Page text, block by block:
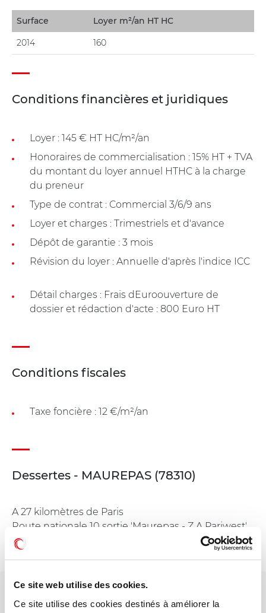
Ce site web utilise des cookies.
Ce site utilise des cookies destinés à améliorer la
Surface Loyer m²/an HT HC
2014 160
Conditions financières et juridiques
Loyer : 145 € HT HC/m²/an
Honoraires de commercialisation : 15% HT + TVA
du montant du loyer annuel HTHC à la charge
du preneur
Type de contrat : Commercial 3/6/9 ans
Loyer et charges : Trimestriels et d'avance
Dépôt de garantie : 3 mois
Révision du loyer : Annuelle d'après l'indice ICC
Détail charges : Frais dEuroouverture de
dossier et rédaction d'acte : 800 Euro HT
Conditions fiscales
Taxe foncière : 12 €/m²/an
Dessertes - MAUREPAS (78310)
A 27 kilomètres de Paris
Route nationale 10 sortie 'Maurepas - Z.A Pariwest'
Gare SNCF station 'La Verrière'
Votre interlocuteur dédié